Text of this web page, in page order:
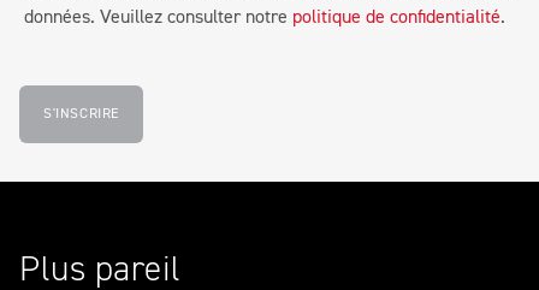
données. Veuillez consulter notre politique de confidentialité.
S'INSCRIRE
Plus pareil